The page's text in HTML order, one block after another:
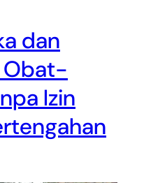
dan
Obat-
Izin